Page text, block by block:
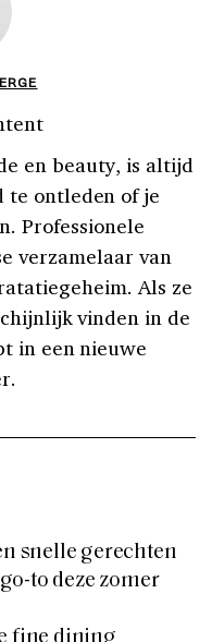
en beauty, is altijd
te ontleden of je
Professionele
verzamelaar van
Als ze
vinden in de
in een nieuwe
snelle gerechten
to deze zomer
fine dining